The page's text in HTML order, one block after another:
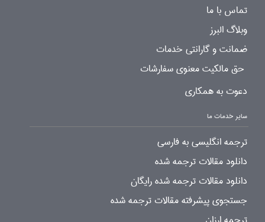
تماس با ما
وبلاگ البرز
ضمانت و گارانتی خدمات
حق مالکیت معنوی سفارشات
دعوت به همکاری
سایر خدمات ما
ترجمه انگلیسی به فارسی
دانلود مقالات ترجمه شده
دانلود مقالات ترجمه شده رایگان
جستجوی پیشرفته مقالات ترجمه شده